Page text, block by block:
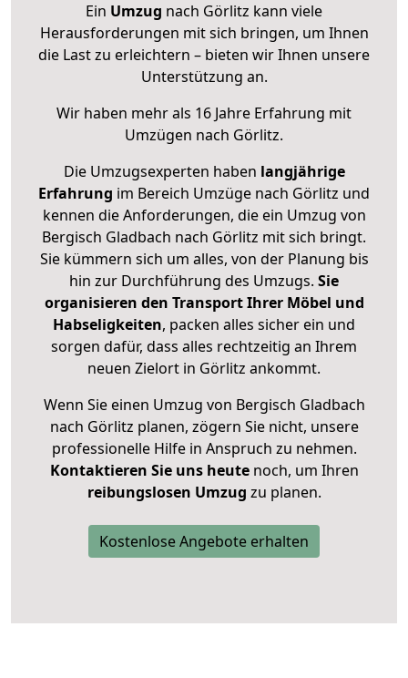
Ein Umzug nach Görlitz kann viele
Herausforderungen mit sich bringen, um Ihnen
die Last zu erleichtern – bieten wir Ihnen unsere
Unterstützung an.
Wir haben mehr als 16 Jahre Erfahrung mit
Umzügen nach Görlitz.
Die Umzugsexperten haben langjährige
Erfahrung im Bereich Umzüge nach Görlitz und
kennen die Anforderungen, die ein Umzug von
Bergisch Gladbach nach Görlitz mit sich bringt.
Sie kümmern sich um alles, von der Planung bis
hin zur Durchführung des Umzugs. Sie
organisieren den Transport Ihrer Möbel und
Habseligkeiten, packen alles sicher ein und
sorgen dafür, dass alles rechtzeitig an Ihrem
neuen Zielort in Görlitz ankommt.
Wenn Sie einen Umzug von Bergisch Gladbach
nach Görlitz planen, zögern Sie nicht, unsere
professionelle Hilfe in Anspruch zu nehmen.
Kontaktieren Sie uns heutenoch, um Ihren
reibungslosen Umzug zu planen.
Kostenlose Angebote erhalten